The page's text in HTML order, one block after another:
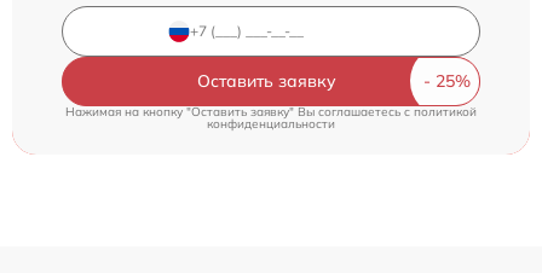
Оставить заявку
Нажимая на кнопку "Оставить заявку" Вы соглашаетесь cполитикой
конфиденциальности